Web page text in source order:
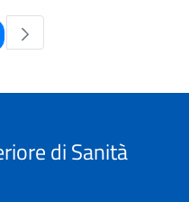
di Sanità